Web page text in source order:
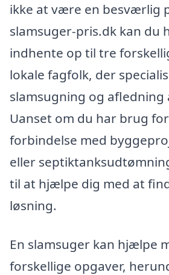
ikke at være en besværlig
slamsuger-pris.dk kan du
indhente op til tre
lokale fagfolk, der
slamsugning og afledning
Uanset om du har brug
forbindelse med
eller
til at hjælpe dig med at
løsning.
En slamsuger kan hjælpe
forskellige opgaver,